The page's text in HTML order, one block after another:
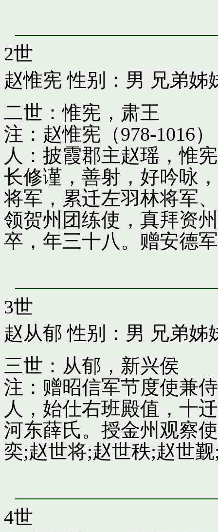
2世
赵惟宪 性别：男 兄弟姊
二世：惟宪，肃王
注：赵惟宪（978-1016
人：披霞郡主赵瑶，惟
长修谨，善射，好吟咏
将军，累迁左羽林将军
领贺州团练使，真拜资
卒，年三十八。赠安德
3世
赵从郁 性别：男 兄弟姊
三世：从郁，新兴侯
注：赠昭信军节度使兼
人，始仕右班殿值，十
河东薛氏。授金州观察
奕;赵世将;赵世秩;赵世
4世